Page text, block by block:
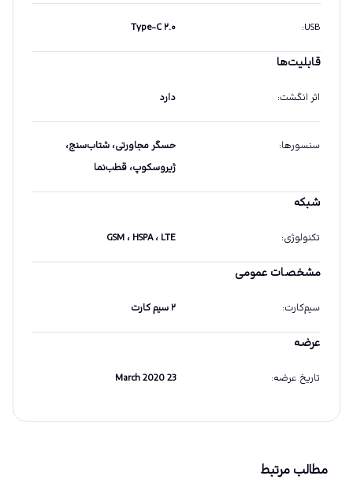
USB
: Type-C ۲.۰
قابلیت‌ها
اثر انگشت: دارد
سنسورها:
حسگر مجاورتی، شتاب‌سنج،
ژیروسکوپ، قطب‌نما
شبکه
تکنولوژی: GSM ، HSPA ، LTE
مشخصات عمومی
سیم‌کارت: ۲ سیم کارت
عرضه
تاریخ عرضه:
23 March 2020
مطالب مرتبط